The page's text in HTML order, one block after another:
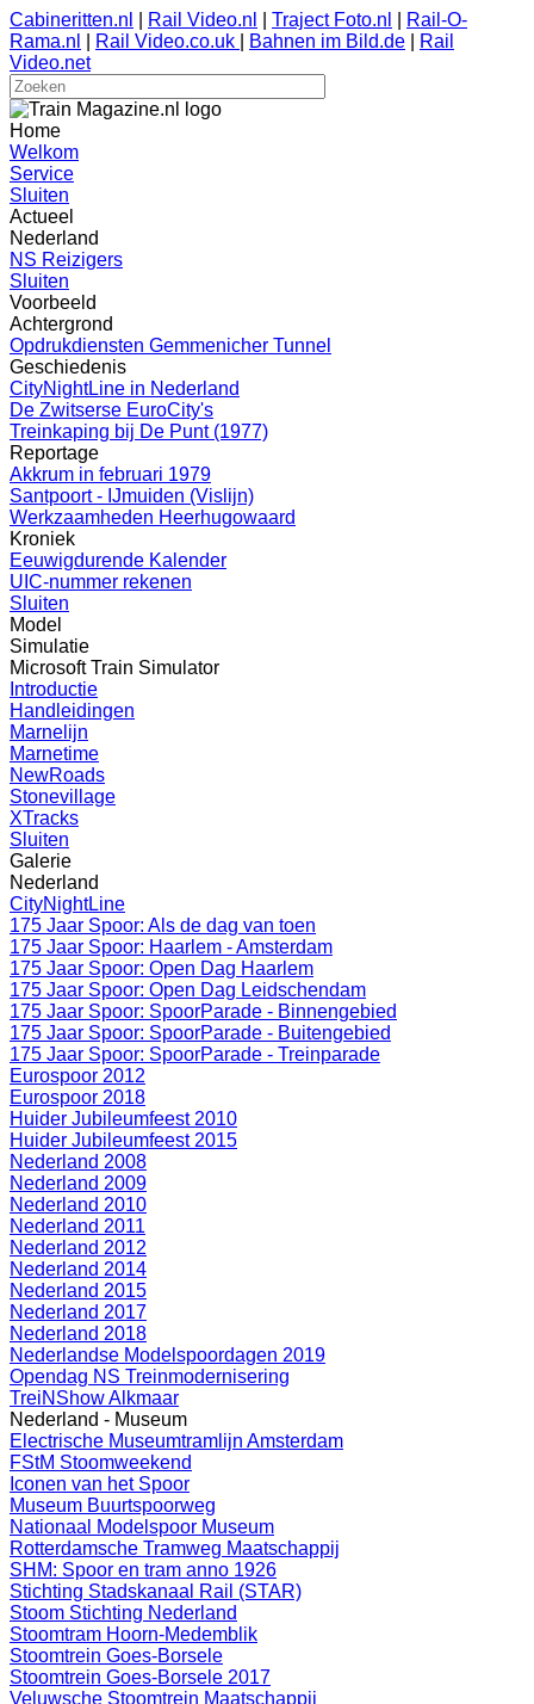
Cabineritten.nl Rail Video.nl Traject Foto.nl
Rail-O-
Rama.nl
Rail Video.co.uk Bahnen im Bild.de
Rail
Video.net
Home
Welkom
Service
Sluiten
Actueel
Nederland
NS Reizigers
Sluiten
Voorbeeld
Achtergrond
Opdrukdiensten Gemmenicher Tunnel
Geschiedenis
CityNightLine in Nederland
De Zwitserse EuroCity's
Treinkaping bij De Punt (1977)
Reportage
Akkrum in februari 1979
Santpoort - IJmuiden (Vislijn)
Werkzaamheden Heerhugowaard
Kroniek
Eeuwigdurende Kalender
UIC-nummer rekenen
Sluiten
Model
Simulatie
Microsoft Train Simulator
Introductie
Handleidingen
Marnelijn
Marnetime
NewRoads
Stonevillage
XTracks
Sluiten
Galerie
Nederland
CityNightLine
175 Jaar Spoor: Als de dag van toen
175 Jaar Spoor: Haarlem - Amsterdam
175 Jaar Spoor: Open Dag Haarlem
175 Jaar Spoor: Open Dag Leidschendam
175 Jaar Spoor: SpoorParade - Binnengebied
175 Jaar Spoor: SpoorParade - Buitengebied
175 Jaar Spoor: SpoorParade - Treinparade
Eurospoor 2012
Eurospoor 2018
Huider Jubileumfeest 2010
Huider Jubileumfeest 2015
Nederland 2008
Nederland 2009
Nederland 2010
Nederland 2011
Nederland 2012
Nederland 2014
Nederland 2015
Nederland 2017
Nederland 2018
Nederlandse Modelspoordagen 2019
Opendag NS Treinmodernisering
TreiNShow Alkmaar
Nederland - Museum
Electrische Museumtramlijn Amsterdam
FStM Stoomweekend
Iconen van het Spoor
Museum Buurtspoorweg
Nationaal Modelspoor Museum
Rotterdamsche Tramweg Maatschappij
SHM: Spoor en tram anno 1926
Stichting Stadskanaal Rail (STAR)
Stoom Stichting Nederland
Stoomtram Hoorn-Medemblik
Stoomtrein Goes-Borsele
Stoomtrein Goes-Borsele 2017
Veluwsche Stoomtrein Maatschappij